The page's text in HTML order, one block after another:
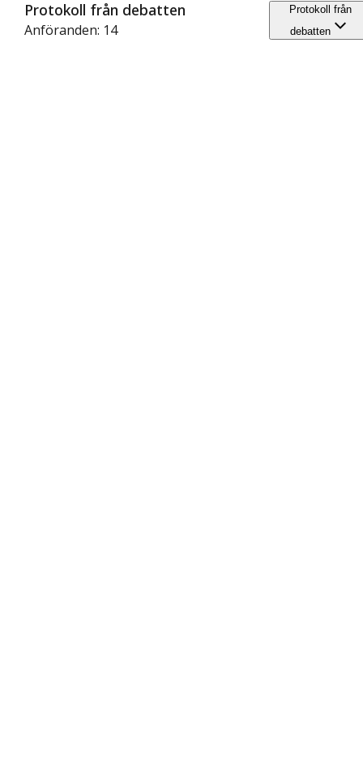
Protokoll från debatten
Anföranden: 14
Protokoll från
debatten